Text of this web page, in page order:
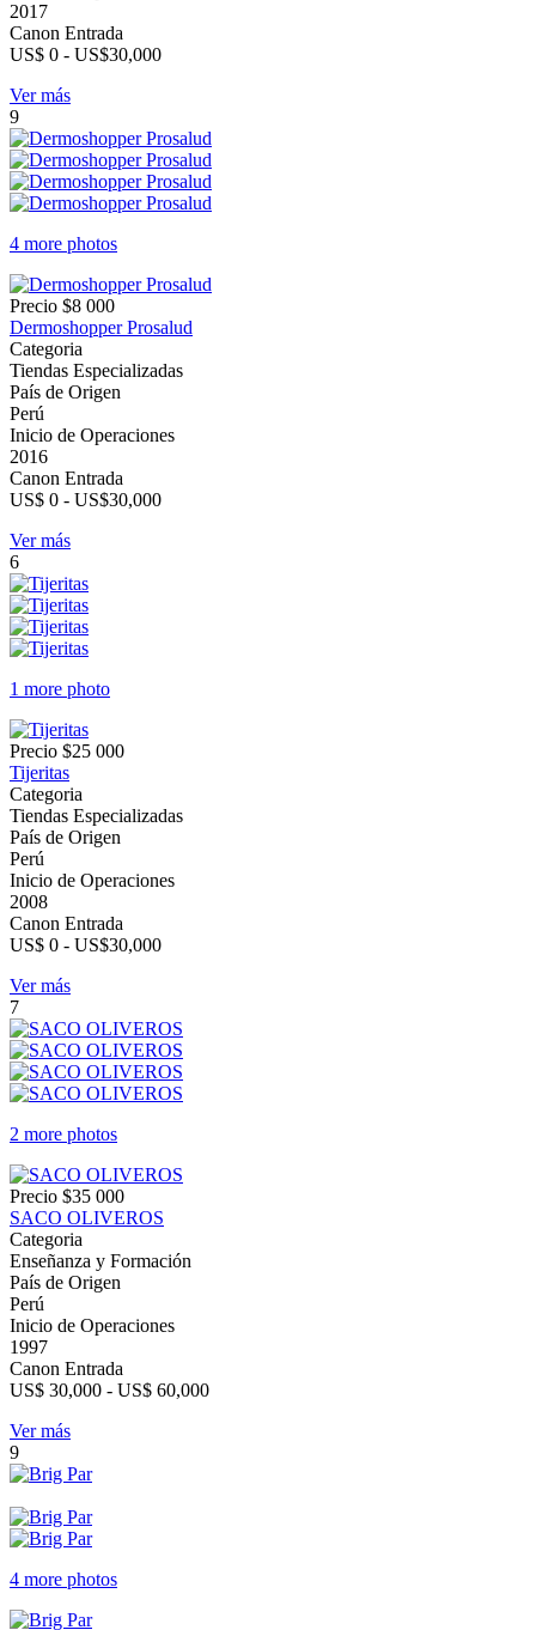
2017
Canon Entrada
US$ 0 - US$30,000
Ver más
9
4 more photos
Precio $8 000
Dermoshopper Prosalud
Categoria
Tiendas Especializadas
País de Origen
Perú
Inicio de Operaciones
2016
Canon Entrada
US$ 0 - US$30,000
Ver más
6
1 more photo
Precio $25 000
Tijeritas
Categoria
Tiendas Especializadas
País de Origen
Perú
Inicio de Operaciones
2008
Canon Entrada
US$ 0 - US$30,000
Ver más
7
2 more photos
Precio $35 000
SACO OLIVEROS
Categoria
Enseñanza y Formación
País de Origen
Perú
Inicio de Operaciones
1997
Canon Entrada
US$ 30,000 - US$ 60,000
Ver más
9
4 more photos